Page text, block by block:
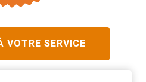
VOTRE SERVICE